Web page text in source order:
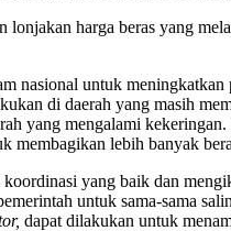
harga beras yang
nasional untuk
di daerah yang masih
yang mengalami
lebih banyak
yang baik dan
untuk sama-sama
dapat dilakukan untuk